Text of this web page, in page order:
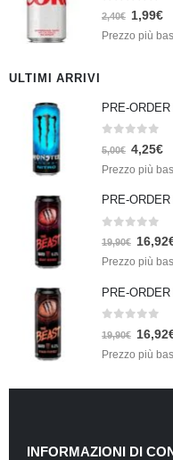
Su 5
2,40€ 1,99€
Prezzo più
ULTIMI ARRIVI
Su 5
5,00€ 4,25€
Prezzo più
Su 5
19,90€ 16,92
Prezzo più
Su 5
19,90€ 16,92
Prezzo più
INFORMAZIONI DI